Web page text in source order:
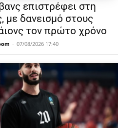
επιστρέφει στη
με δανεισμό στους
τον πρώτο χρόνο
- 07/08/2026 17:40